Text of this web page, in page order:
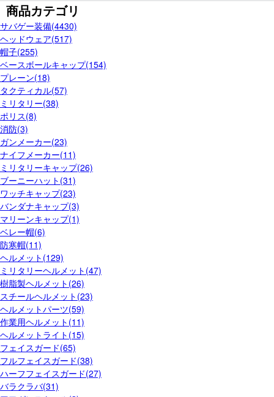
商品カテゴリ
サバゲー装備(4430)
ヘッドウェア(517)
帽子(255)
ベースボールキャップ(154)
プレーン(18)
タクティカル(57)
ミリタリー(38)
ポリス(8)
消防(3)
ガンメーカー(23)
ナイフメーカー(11)
ミリタリーキャップ(26)
ブーニーハット(31)
ワッチキャップ(23)
バンダナキャップ(3)
マリーンキャップ(1)
ベレー帽(6)
防寒帽(11)
ヘルメット(129)
ミリタリーヘルメット(47)
樹脂製ヘルメット(26)
スチールヘルメット(23)
ヘルメットパーツ(59)
作業用ヘルメット(11)
ヘルメットライト(15)
フェイスガード(65)
フルフェイスガード(38)
ハーフフェイスガード(27)
バラクラバ(31)